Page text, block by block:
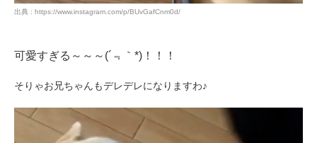
出典 : https://www.instagram.com/p/BUvGafCnm0d/
可愛すぎる～～～(´﹃｀*)！！！
そりゃお兄ちゃんもデレデレになりますわ♪
いぬ部をフォロー